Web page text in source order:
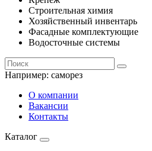
Строительная химия
Хозяйственный инвентарь
Фасадные комплектующие
Водосточные системы
Например: саморез
О компании
Вакансии
Контакты
Каталог